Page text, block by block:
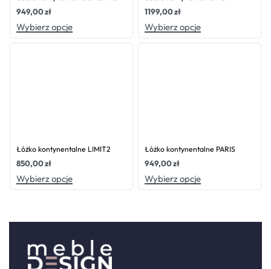
949,00zł
Wybierz opcje
1199,00zł
Wybierz opcje
Łóżko kontynentalne LIMIT2
850,00zł
Wybierz opcje
Łóżko kontynentalne PARIS
949,00zł
Wybierz opcje